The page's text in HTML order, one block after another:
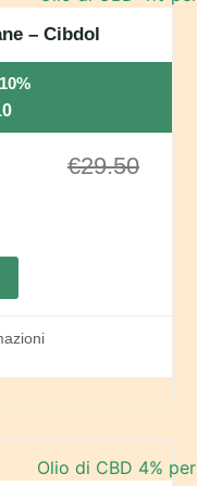
– Cibdol
€29.50